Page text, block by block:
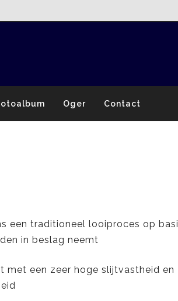
Oger Contact
een traditioneel looiproces op
in beslag neemt
met een zeer hoge slijtvastheid en